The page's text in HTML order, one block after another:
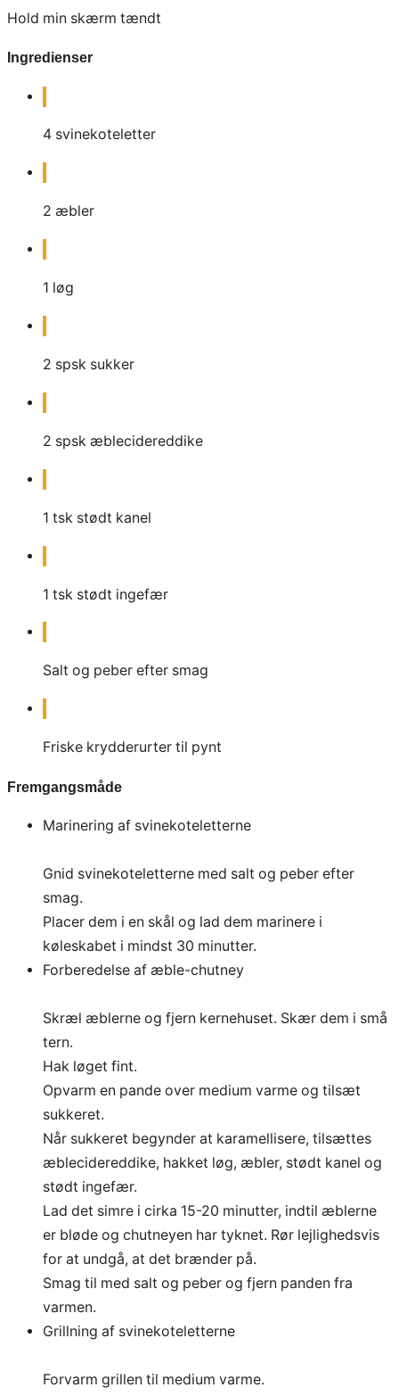
Hold min skærm tændt
Ingredienser
4 svinekoteletter
2 æbler
1 løg
2 spsk sukker
2 spsk æblecidereddike
1 tsk stødt kanel
1 tsk stødt ingefær
Salt og peber efter smag
Friske krydderurter til pynt
Fremgangsmåde
Marinering af svinekoteletterne
Gnid svinekoteletterne med salt og peber efter
smag.
Placer dem i en skål og lad dem marinere i
køleskabet i mindst 30 minutter.
Forberedelse af æble-chutney
Skræl æblerne og fjern kernehuset. Skær dem i små
tern.
Hak løget fint.
Opvarm en pande over medium varme og tilsæt
sukkeret.
Når sukkeret begynder at karamellisere, tilsættes
æblecidereddike, hakket løg, æbler, stødt kanel og
stødt ingefær.
Lad det simre i cirka 15-20 minutter, indtil æblerne
er bløde og chutneyen har tyknet. Rør lejlighedsvis
for at undgå, at det brænder på.
Smag til med salt og peber og fjern panden fra
varmen.
Grillning af svinekoteletterne
Forvarm grillen til medium varme.